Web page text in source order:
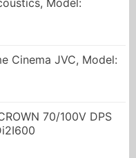
Cinema JVC, Model:
70/100V DPS